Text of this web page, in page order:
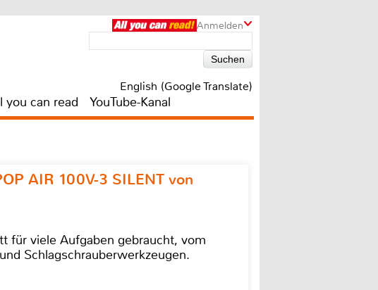
Anmelden
English (Google Translate)
you can read YouTube-Kanal
AIR 100V-3 SILENT von
für viele Aufgaben gebraucht, vom
Schlagschrauberwerkzeugen.